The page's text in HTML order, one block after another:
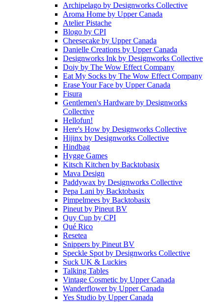
Archipelago by Designworks Collective
Aroma Home by Upper Canada
Atelier Pistache
Blogo by CPI
Cheesecake by Upper Canada
Danielle Creations by Upper Canada
Designworks Ink by Designworks Collective
Doiy by The Wow Effect Company
Eat My Socks by The Wow Effect Company
Erase Your Face by Upper Canada
Fisura
Gentlemen's Hardware by Designworks
Collective
Hellofun!
Here's How by Designworks Collective
Hijinx by Designworks Collective
Hindbag
Hygge Games
Kitsch Kitchen by Backtobasix
Mava Design
Paddywax by Designworks Collective
Pepa Lani by Backtobasix
Pimpelmees by Backtobasix
Pineut by Pineut BV
Quy Cup by CPI
Qué Rico
Resetea
Snippers by Pineut BV
Speckle Spot by Designworks Collective
Suck UK & Luckies
Talking Tables
Vintage Cosmetic by Upper Canada
Wanderflowerby Upper Canada
Yes Studio by Upper Canada